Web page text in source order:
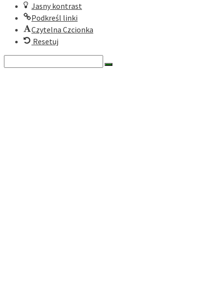
Jasny kontrast
Podkreśl linki
Czytelna Czcionka
Resetuj